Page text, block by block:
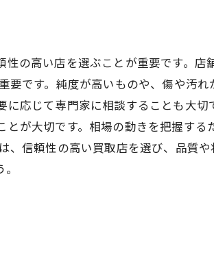
の高い店を選ぶことが重要です。店
です。純度が高いものや、傷や汚れ
応じて専門家に相談することも大切
が大切です。相場の動きを把握する
信頼性の高い買取店を選び、品質や